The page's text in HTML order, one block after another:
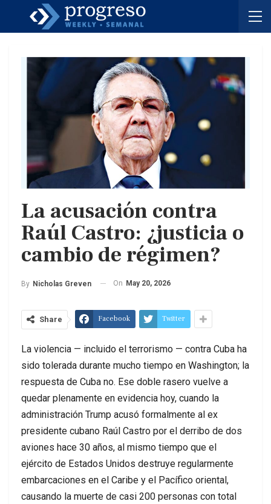
La acusación contra
Raúl Castro: ¿justicia o
cambio de régimen?
By Nicholas Greven On May 20, 2026
Share Facebook Twitter
La violencia — incluido el terrorismo — contra Cuba ha
sido tolerada durante mucho tiempo en Washington; la
respuesta de Cuba no. Ese doble rasero vuelve a
quedar plenamente en evidencia hoy, cuando la
administración Trump acusó formalmente al ex
presidente cubano Raúl Castro por el derribo de dos
aviones hace 30 años, al mismo tiempo que el
ejército de Estados Unidos destruye regularmente
embarcaciones en el Caribe y el Pacífico oriental,
causando la muerte de casi 200 personas con total